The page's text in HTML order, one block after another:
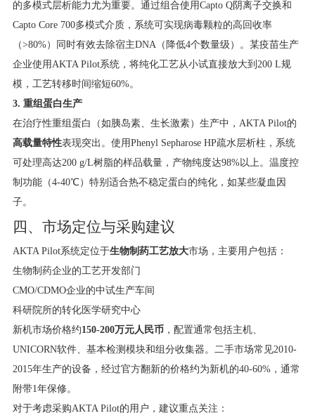
的多模式层析能力尤为重要。通过组合使用Capto Q阴离子交换和
Capto Core 700多模式介质，系统可实现病毒颗粒的高回收率
（>80%）同时有效去除宿主DNA（降低4个数量级）。某疫苗生产
企业使用AKTA Pilot系统，将纯化工艺从小试直接放大到200 L规
模，工艺转移时间缩短60%。
3. 重组蛋白生产
在治疗性重组蛋白（如胰岛素、生长激素）生产中，AKTA Pilot的
高载量特性表现突出。使用Phenyl Sepharose HP疏水层析柱，系统
可处理高达200 g/L树脂的样品载量，产物纯度达98%以上。温度控
制功能（4-40℃）特别适合热不稳定蛋白的纯化，如某些凝血因
子。
四、市场定位与采购建议
AKTA Pilot系统定位于生物制药工艺放大市场，主要用户包括：
生物制药企业的工艺开发部门
CMO/CDMO企业的中试生产车间
科研院所的转化医学研究中心
新机市场价格约150-200万元人民币，配置通常包括主机、
UNICORN软件、基本检测模块和组分收集器。二手市场常见2010-
2015年生产的设备，经过官方翻新的价格约为新机的40-60%，通常
附带1年保修。
对于考虑采购AKTA Pilot的用户，建议重点关注：